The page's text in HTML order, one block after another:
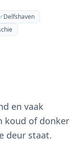
Delfshaven
en vaak
koud of donker
deur staat.